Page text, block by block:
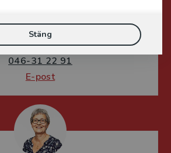
Stäng
Förläggare
kriminologi och polis
046-31 22 91
E-post